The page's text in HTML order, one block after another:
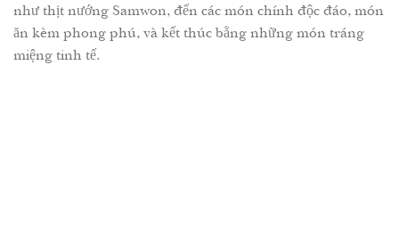
như thịt nướng Samwon, đến các món chính độc đáo, món
ăn kèm phong phú, và kết thúc bằng những món tráng
miệng tinh tế.